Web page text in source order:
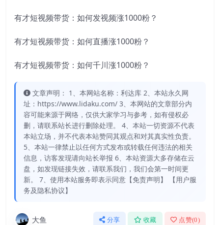
有才短视频带货：如何发视频涨1000粉？
有才短视频带货：如何直播涨1000粉？
有才短视频带货：如何千川涨1000粉？
文章声明： 1、本网站名称：利达库 2、本站永久网
址：https://www.lidaku.com/ 3、本网站的文章部分内
容可能来源于网络，仅供大家学习与参考，如有侵权必
删，请联系站长进行删除处理。 4、本站一切资源不代表
本站立场，并不代表本站赞同其观点和对其真实性负责。
5、本站一律禁止以任何方式发布或转载任何违法的相关
信息，访客发现请向站长举报 6、本站资源大多存储在云
盘，如发现链接失效，请联系我们，我们会第一时间更
新。 7、使用本站服务即表示同意【免责声明】 【用户服
务及隐私协议】
大鱼 分享 收藏 点赞(0)